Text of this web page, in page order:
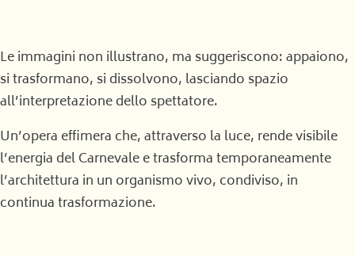
Le immagini non illustrano, ma suggeriscono: appaiono,
si trasformano, si dissolvono, lasciando spazio
all’interpretazione dello spettatore.
Un’opera effimera che, attraverso la luce, rende visibile
l’energia del Carnevale e trasforma temporaneamente
l’architettura in un organismo vivo, condiviso, in
continua trasformazione.